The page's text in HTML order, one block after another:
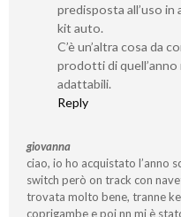
predisposta all’uso
kit auto.
C’è un’altra cosa da
prodotti di
adattabili.
Reply
giovanna
ciao, io ho acquistato l’anno
switch però on track con
trovata molto bene, tranne
coprigambe e poi nn mi è